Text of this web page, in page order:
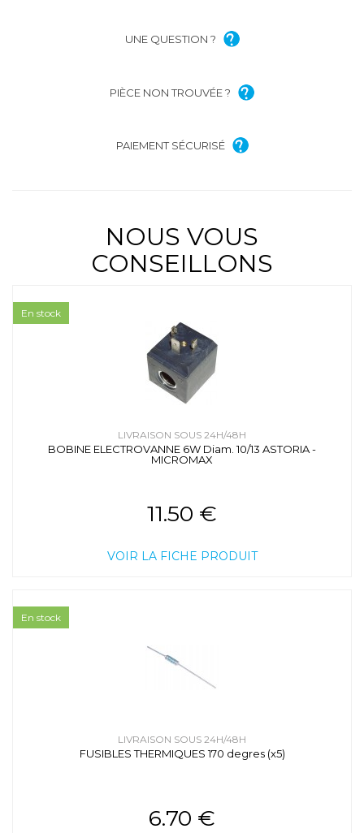
UNE QUESTION ?
PIÈCE NON TROUVÉE ?
PAIEMENT SÉCURISÉ
NOUS VOUS
CONSEILLONS
LIVRAISON SOUS 24H/48H
BOBINE ELECTROVANNE 6W Diam. 10/13 ASTORIA -
MICROMAX
11.50 €
VOIR LA FICHE PRODUIT
En stock
LIVRAISON SOUS 24H/48H
FUSIBLES THERMIQUES 170 degres (x5)
6.70 €
En stock